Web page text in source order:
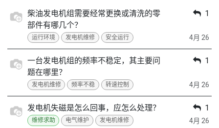
柴油发电机组需要经常更换或清洗的零
部件有哪几个？
运行环境 发电机维修 安全运行
1
4月 26
一台发电机组的频率不稳定，其主要问
题在哪里？
发电机维修 频率不稳 转速控制
1
4月 26
发电机失磁是怎么回事，应怎么处理？
维修求助 电气维护 发电机维修
1
4月 26